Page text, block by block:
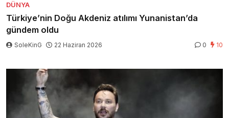
DÜNYA
Türkiye’nin Doğu Akdeniz atılımı Yunanistan’da
gündem oldu
SoleKinG 22 Haziran 2026 0 10